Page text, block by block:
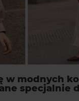
w modnych
specjalnie